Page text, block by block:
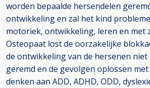
worden bepaalde hersendelen
ontwikkeling en zal het kind
motoriek, ontwikkeling, leren en met
Osteopaat lost de oorzakelijke
de ontwikkeling van de hersenen
geremd en de gevolgen oplossen
denken aan ADD, ADHD, ODD,